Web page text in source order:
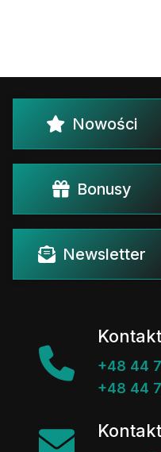
Nowości
Bonusy
Newsletter
+48 44
+48 44